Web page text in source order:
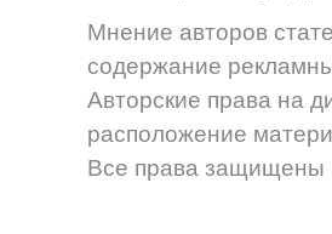
Мнение авторов
содержание
Авторские права на
расположение
Все права защищены